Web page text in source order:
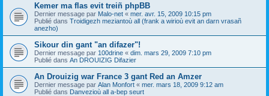
Kemer ma flas evit treiñ phpBB
Dernier message par Malo-net « mer. avr. 15, 2009 10:15 pm
Publié dans Troidigezh meziantoù all (frank a wirioù evit an darn vrasañ
anezho)
Sikour din gant "an difazer"!
Dernier message par 100drine « dim. mars 29, 2009 7:10 pm
Publié dans An DROUIZIG Difazier
An Drouizig war France 3 gant Red an Amzer
Dernier message par Alan Monfort « mer. mars 18, 2009 9:12 am
Publié dans Danvezioù all a-bep seurt